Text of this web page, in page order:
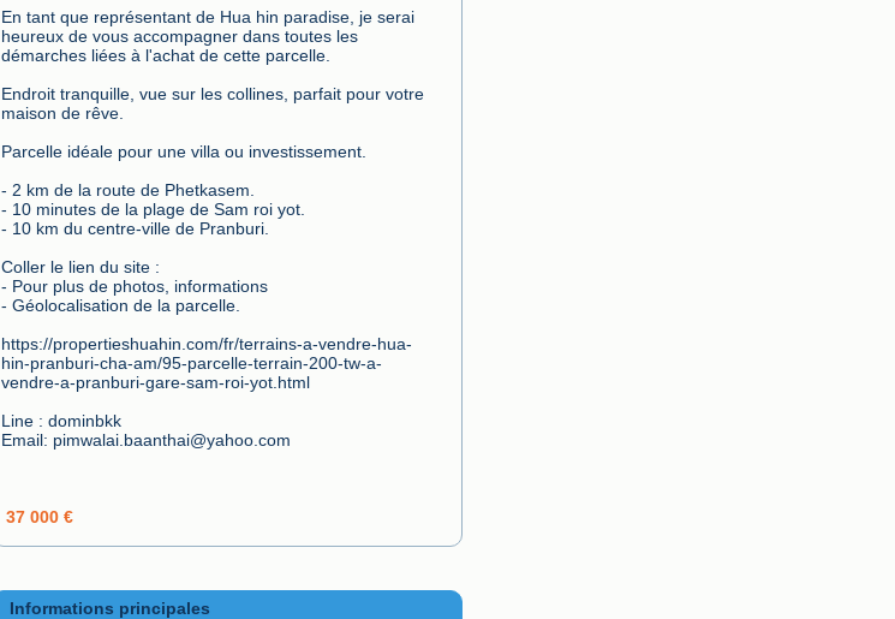
En tant que représentant de Hua hin paradise, je serai
heureux de vous accompagner dans toutes les
démarches liées à l'achat de cette parcelle.
Endroit tranquille, vue sur les collines, parfait pour votre
maison de rêve.
Parcelle idéale pour une villa ou investissement.
- 2 km de la route de Phetkasem.
- 10 minutes de la plage de Sam roi yot.
- 10 km du centre-ville de Pranburi.
Coller le lien du site :
- Pour plus de photos, informations
- Géolocalisation de la parcelle.
https://propertieshuahin.com/fr/terrains-a-vendre-hua-
hin-pranburi-cha-am/95-parcelle-terrain-200-tw-a-
vendre-a-pranburi-gare-sam-roi-yot.html
Line : dominbkk
Email: pimwalai.baanthai@yahoo.com
37 000 €
Informations principales